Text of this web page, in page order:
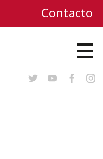
Contacto